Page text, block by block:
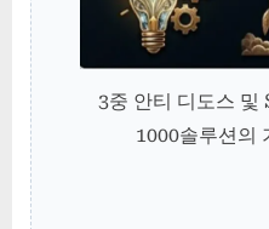
3중 안티 디도스 및
1000솔루션의